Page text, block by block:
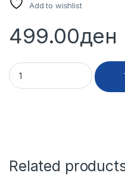
Add to wishlist
499.00ден
13107 - FILTER ZA
Related